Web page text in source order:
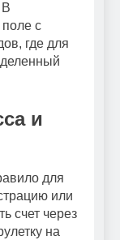
В
с
где для
и
для
или
счет через
на